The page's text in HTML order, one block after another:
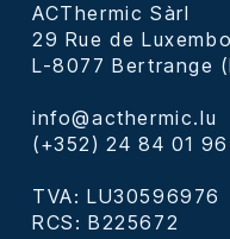
ACThermic Sàrl
29 Rue de
L-8077 Bertrange
info@acthermic.lu
(+352) 24 84 01 96
TVA: LU30596976
RCS: B225672